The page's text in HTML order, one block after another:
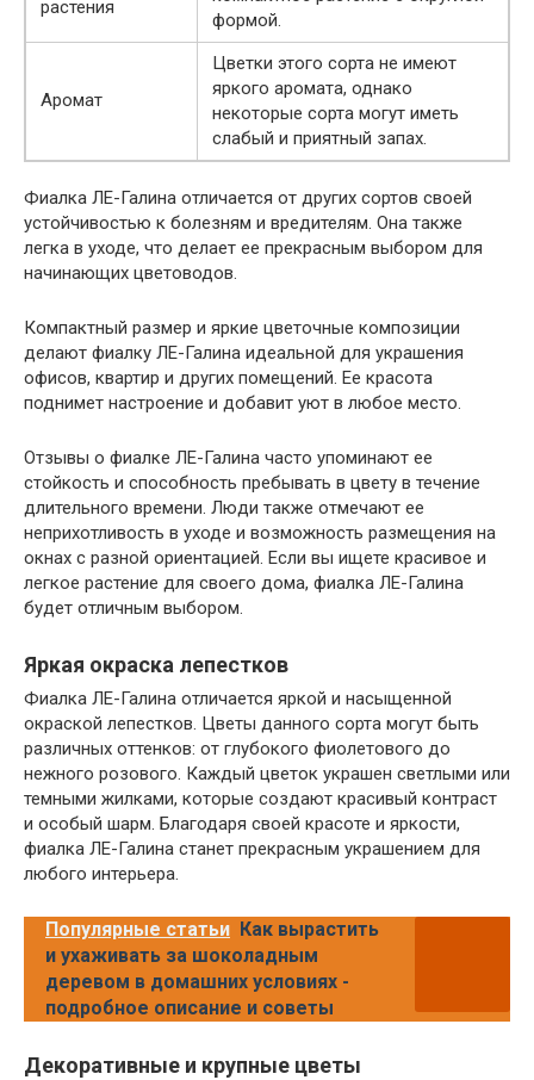
растения
формой.
Аромат
Цветки этого сорта не имеют
яркого аромата, однако
некоторые сорта могут иметь
слабый и приятный запах.
Фиалка ЛЕ-Галина отличается от других сортов своей
устойчивостью к болезням и вредителям. Она также
легка в уходе, что делает ее прекрасным выбором для
начинающих цветоводов.
Компактный размер и яркие цветочные композиции
делают фиалку ЛЕ-Галина идеальной для украшения
офисов, квартир и других помещений. Ее красота
поднимет настроение и добавит уют в любое место.
Отзывы о фиалке ЛЕ-Галина часто упоминают ее
стойкость и способность пребывать в цвету в течение
длительного времени. Люди также отмечают ее
неприхотливость в уходе и возможность размещения на
окнах с разной ориентацией. Если вы ищете красивое и
легкое растение для своего дома, фиалка ЛЕ-Галина
будет отличным выбором.
Яркая окраска лепестков
Фиалка ЛЕ-Галина отличается яркой и насыщенной
окраской лепестков. Цветы данного сорта могут быть
различных оттенков: от глубокого фиолетового до
нежного розового. Каждый цветок украшен светлыми или
темными жилками, которые создают красивый контраст
и особый шарм. Благодаря своей красоте и яркости,
фиалка ЛЕ-Галина станет прекрасным украшением для
любого интерьера.
Популярные статьи Как вырастить
и ухаживать за шоколадным
деревом в домашних условиях -
подробное описание и советы
Декоративные и крупные цветы